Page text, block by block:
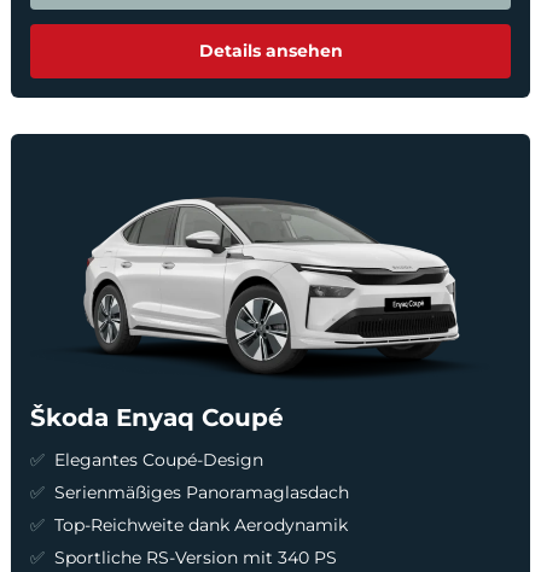
Details ansehen
Škoda Enyaq Coupé
Elegantes Coupé-Design
Serienmäßiges Panoramaglasdach
Top-Reichweite dank Aerodynamik
Sportliche RS-Version mit 340 PS